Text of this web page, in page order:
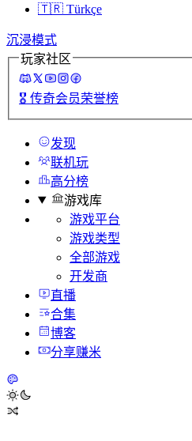
🇹🇷 Türkçe
沉浸模式
玩家社区
🎖️ 传奇会员荣誉榜
发现
联机玩
高分榜
游戏库
游戏平台
游戏类型
全部游戏
开发商
直播
合集
博客
分享赚米